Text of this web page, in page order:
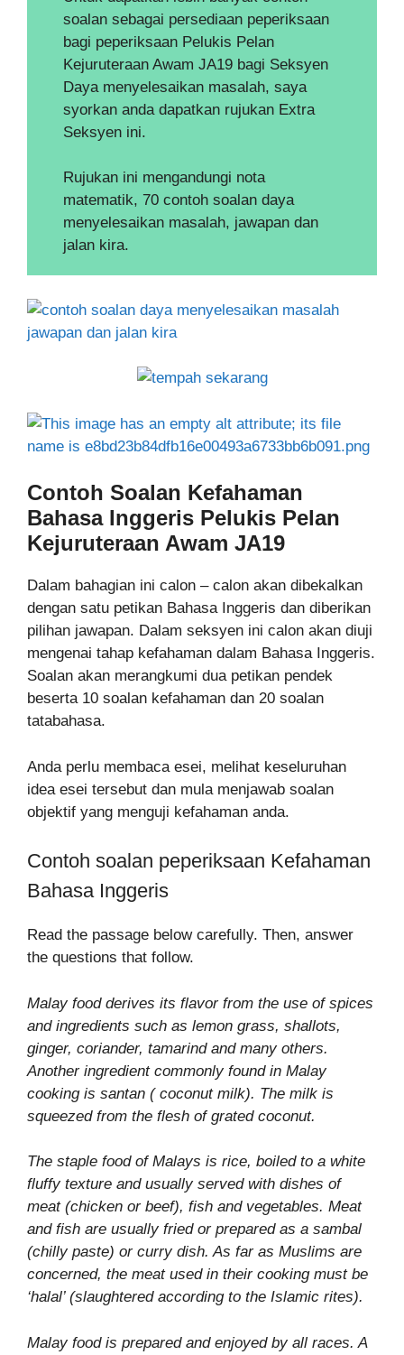
soalan sebagai persediaan peperiksaan
bagi peperiksaan Pelukis Pelan
Kejuruteraan Awam JA19 bagi Seksyen
Daya menyelesaikan masalah, saya
syorkan anda dapatkan rujukan Extra
Seksyen ini.
Rujukan ini mengandungi nota
matematik, 70 contoh soalan daya
menyelesaikan masalah, jawapan dan
jalan kira.
Contoh Soalan Kefahaman
Bahasa Inggeris Pelukis Pelan
Kejuruteraan Awam JA19
Dalam bahagian ini calon – calon akan dibekalkan
dengan satu petikan Bahasa Inggeris dan diberikan
pilihan jawapan. Dalam seksyen ini calon akan diuji
mengenai tahap kefahaman dalam Bahasa Inggeris.
Soalan akan merangkumi dua petikan pendek
beserta 10 soalan kefahaman dan 20 soalan
tatabahasa.
Anda perlu membaca esei, melihat keseluruhan
idea esei tersebut dan mula menjawab soalan
objektif yang menguji kefahaman anda.
Contoh soalan peperiksaan Kefahaman
Bahasa Inggeris
Read the passage below carefully. Then, answer
the questions that follow.
Malay food derives its flavor from the use of spices
and ingredients such as lemon grass, shallots,
ginger, coriander, tamarind and many others.
Another ingredient commonly found in Malay
cooking is santan ( coconut milk). The milk is
squeezed from the flesh of grated coconut.
The staple food of Malays is rice, boiled to a white
fluffy texture and usually served with dishes of
meat (chicken or beef), fish and vegetables. Meat
and fish are usually fried or prepared as a sambal
(chilly paste) or curry dish. As far as Muslims are
concerned, the meat used in their cooking must be
‘halal’ (slaughtered according to the Islamic rites).
Malay food is prepared and enjoyed by all races. A